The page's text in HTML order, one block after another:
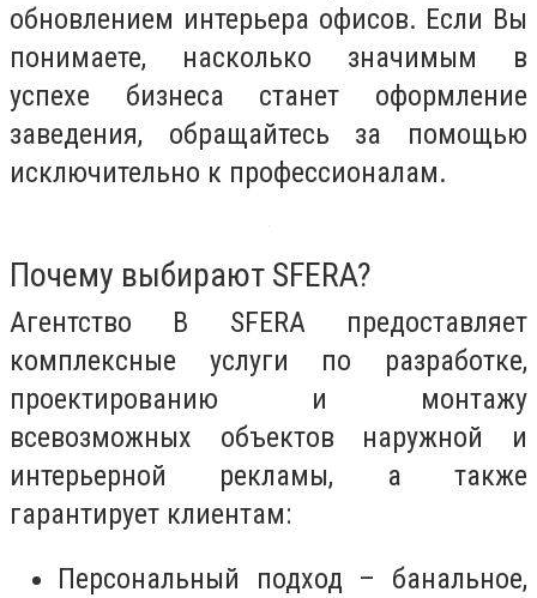
обновлением интерьера офисов. Если Вы
понимаете, насколько значимым в
успехе бизнеса станет оформление
заведения, обращайтесь за помощью
исключительно к профессионалам.
Почему выбирают SFERA?
Агентство В SFERA предоставляет
комплексные услуги по разработке,
проектированию и монтажу
всевозможных объектов наружной и
интерьерной рекламы, а также
гарантирует клиентам:
Персональный подход – банальное,